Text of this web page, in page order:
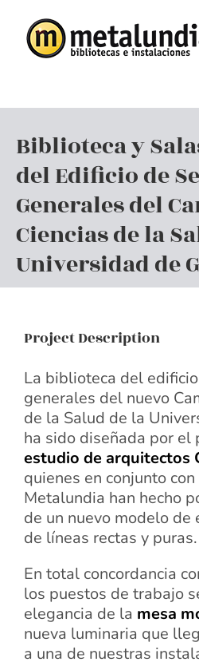
content
Biblioteca y
del Edificio de
Generales del
Ciencias de la
Universidad de
Project Description
La biblioteca del
generales del nuevo
de la Salud de la
ha sido diseñada por el
estudio de arquitectos
quienes en conjunto
Metalundia han hecho
de un nuevo modelo
de líneas rectas y puras.
En total concordancia
los puestos de trabajo
elegancia de la mesa
nueva luminaria que
a una de nuestras